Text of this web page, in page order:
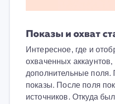
Показы и охват
Интересное, где и
охваченных аккаунтов,
дополнительные поля.
показы. После поля
источников. Откуда